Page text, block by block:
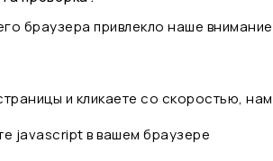
браузера привлекло наше
и кликаете со скоростью,
javascript в вашем браузере